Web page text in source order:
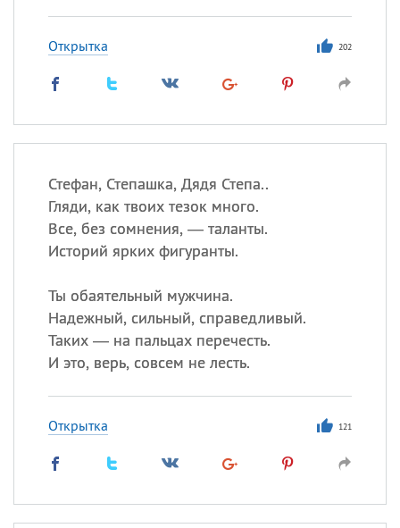
Открытка 202
Стефан, Степашка, Дядя Степа..
Гляди, как твоих тезок много.
Все, без сомнения, — таланты.
Историй ярких фигуранты.
Ты обаятельный мужчина.
Надежный, сильный, справедливый.
Таких — на пальцах перечесть.
И это, верь, совсем не лесть.
Открытка 121